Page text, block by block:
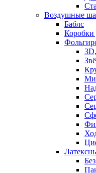
Воздушные
Баблс
Коробки